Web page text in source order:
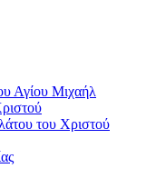
Αγίου Μιχαήλ
του Χριστού